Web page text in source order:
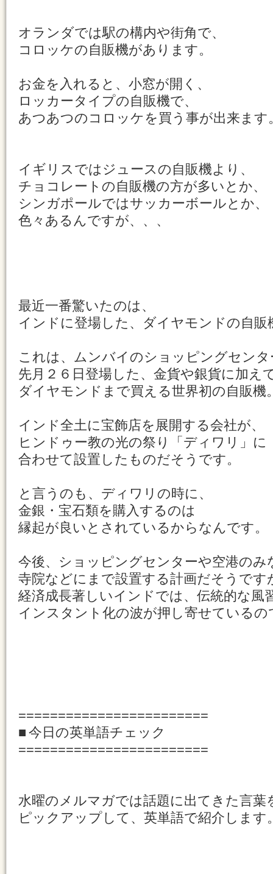
オランダでは駅の構内や街角で、
コロッケの自販機があります。
お金を入れると、小窓が開く、
ロッカータイプの自販機で、
あつあつのコロッケを買う事が出来ます
イギリスではジュースの自販機より、
チョコレートの自販機の方が多いとか、
シンガポールではサッカーボールとか、
色々あるんですが、、、
最近一番驚いたのは、
インドに登場した、ダイヤモンドの自販
これは、ムンバイのショッピングセンタ
先月２６日登場した、金貨や銀貨に加え
ダイヤモンドまで買える世界初の自販機
インド全土に宝飾店を展開する会社が、
ヒンドゥー教の光の祭り「ディワリ」に
合わせて設置したものだそうです。
と言うのも、ディワリの時に、
金銀・宝石類を購入するのは
縁起が良いとされているからなんです。
今後、ショッピングセンターや空港のみ
寺院などにまで設置する計画だそうです
経済成長著しいインドでは、伝統的な風
インスタント化の波が押し寄せているの
========================
■ 今日の英単語チェック
========================
水曜のメルマガでは話題に出てきた言葉
ピックアップして、英単語で紹介します